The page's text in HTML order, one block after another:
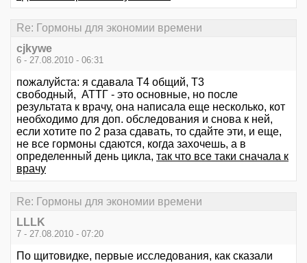
Re: Гормоны для экономии времени
cjkywe
6 - 27.08.2010 - 06:31
пожалуйста: я сдавала Т4 общий, Т3
свободный, АТТГ - это основные, но после
результата к врачу, она написала еще несколько, кот
необходимо для доп. обследования и снова к ней,
если хотите по 2 раза сдавать, то сдайте эти, и еще,
не все гормоны сдаются, когда захочешь, а в
определенный день цикла, так что все таки сначала к
врачу
Re: Гормоны для экономии времени
LLLK
7 - 27.08.2010 - 07:20
По щитовидке, первые исследования, как сказали